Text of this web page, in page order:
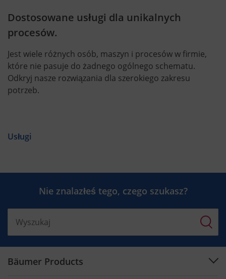
Dostosowane usługi dla unikalnych
procesów.
Jest wiele różnych osób, maszyn i procesów w firmie,
które nie pasuje do żadnego ogólnego schematu.
Odkryj nasze rozwiązania dla szerokiego zakresu
potrzeb.
Usługi
Nie znalazłeś tego, czego szukasz?
Bäumer Products